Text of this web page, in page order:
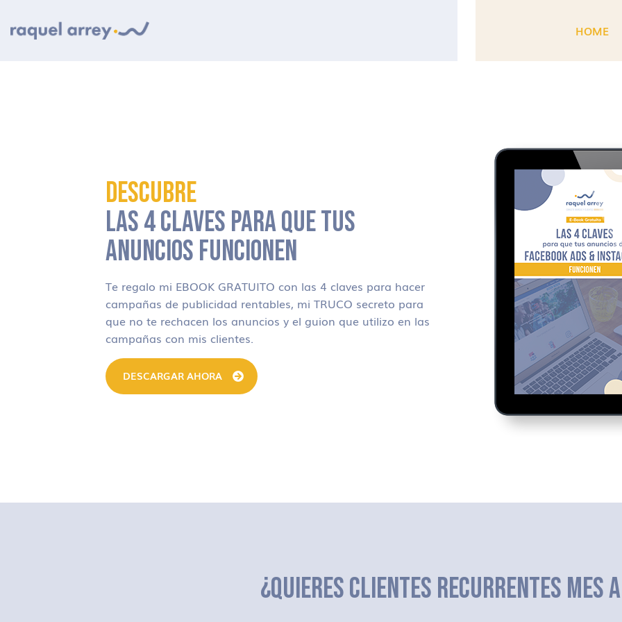
HOME
DESCUBRE
LAS 4 CLAVES PARA QUE TUS
ANUNCIOS FUNCIONEN
Te regalo mi EBOOK GRATUITO con las 4 claves para hacer
campañas de publicidad rentables, mi TRUCO secreto para
que no te rechacen los anuncios y el guion que utilizo en las
campañas con mis clientes.
DESCARGAR AHORA
¿QUIERES CLIENTES RECURRENTES MES